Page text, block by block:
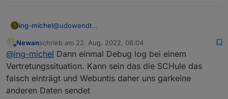
I ing-michel@udowendt
ist der Status trotzdem „regular“…
Offline
Newanschrieb am 22. Aug. 2022, 06:04
zuletzt editiert von
@ing-michel Dann einmal Debug log bei einem
Vertretungssituation. Kann sein das die SCHule das
falsch einträgt und Webuntis daher uns garkeine
anderen Daten sendet